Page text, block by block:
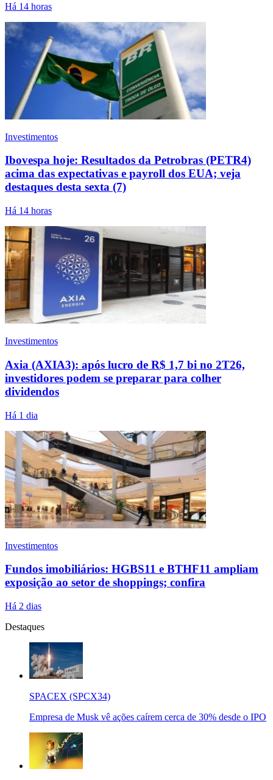
Há 14 horas
Investimentos
Ibovespa hoje: Resultados da Petrobras (PETR4)
acima das expectativas e payroll dos EUA; veja
destaques desta sexta (7)
Há 14 horas
Investimentos
Axia (AXIA3): após lucro de R$ 1,7 bi no 2T26,
investidores podem se preparar para colher
dividendos
Há 1 dia
Investimentos
Fundos imobiliários: HGBS11 e BTHF11 ampliam
exposição ao setor de shoppings; confira
Há 2 dias
Destaques
SPACEX (SPCX34)
Empresa de Musk vê ações caírem cerca de 30% desde o IPO